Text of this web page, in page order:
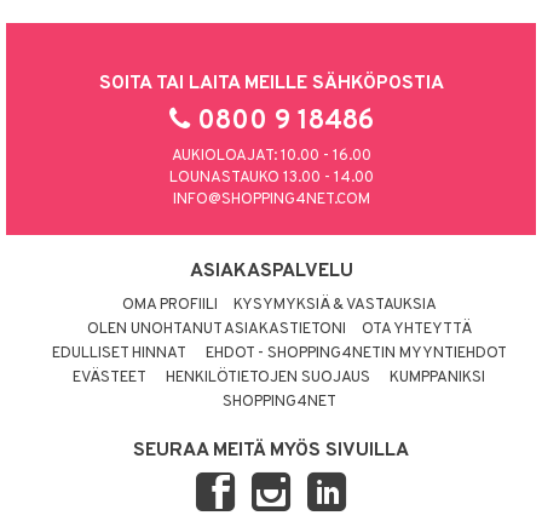
SOITA TAI LAITA MEILLE SÄHKÖPOSTIA
0800 9 18486
AUKIOLOAJAT: 10.00 - 16.00
LOUNASTAUKO 13.00 - 14.00
INFO@SHOPPING4NET.COM
ASIAKASPALVELU
OMA PROFIILI
KYSYMYKSIÄ & VASTAUKSIA
OLEN UNOHTANUT ASIAKASTIETONI
OTA YHTEYTTÄ
EDULLISET HINNAT
EHDOT - SHOPPING4NETIN MYYNTIEHDOT
EVÄSTEET
HENKILÖTIETOJEN SUOJAUS
KUMPPANIKSI
SHOPPING4NET
SEURAA MEITÄ MYÖS SIVUILLA